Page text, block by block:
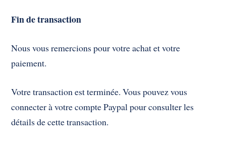
Fin de transaction
Nous vous remercions pour votre achat et votre
paiement.
Votre transaction est terminée. Vous pouvez vous
connecter à votre compte Paypal pour consulter les
détails de cette transaction.